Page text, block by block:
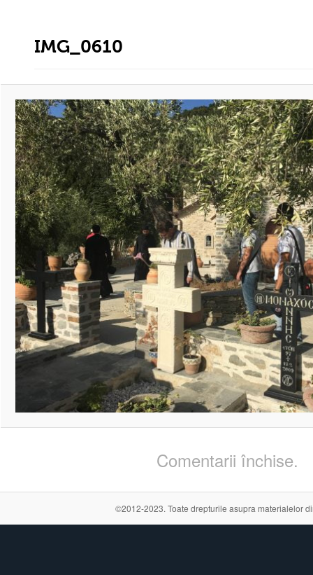
IMG_0610
Comentarii închise.
©2012-2023. Toate drepturile asupra materialelor